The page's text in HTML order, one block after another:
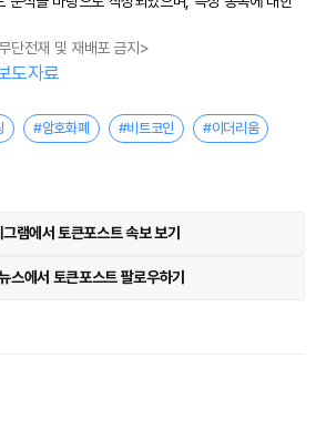
전재 및 재배포 금지>
도자료
#암호화폐 #비트코인 #이더리움
램에서 토큰포스트 속보 보기
스에서 토큰포스트 팔로우하기